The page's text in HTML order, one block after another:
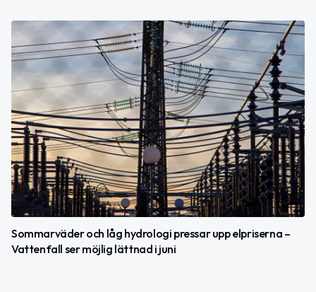
Sommarväder och låg hydrologi pressar upp elpriserna –
Vattenfall ser möjlig lättnad i juni